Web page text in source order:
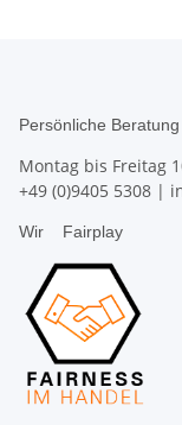
Persönliche Beratung
Montag bis Freitag
+49 (0)9405 5308 |
Wir Fairplay